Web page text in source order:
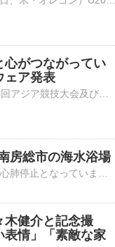
心がつながってい
ェア発表
房総市の海水浴場
木健介と記念撮
情」「素敵な家